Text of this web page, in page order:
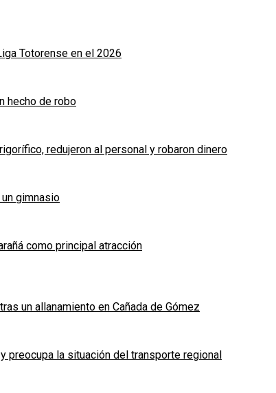
Totorense en el 2026
hecho de robo
redujeron al personal y robaron dinero
gimnasio
como principal atracción
un allanamiento en Cañada de Gómez
preocupa la situación del transporte regional